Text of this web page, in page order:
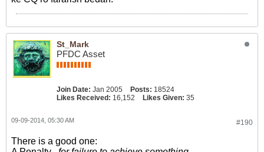
St_Mark
PFDC Asset
Join Date: Jan 2005 Posts: 18524
Likes Received: 16,152 Likes Given: 35
#190
09-09-2014, 05:30 AM
There is a good one: